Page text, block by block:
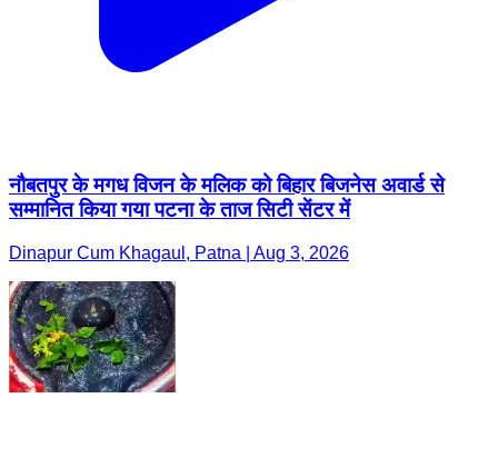
नौबतपुर के मगध विजन के मलिक को बिहार बिजनेस अवार्ड से
सम्मानित किया गया पटना के ताज सिटी सेंटर में
Dinapur Cum Khagaul, Patna | Aug 3, 2026